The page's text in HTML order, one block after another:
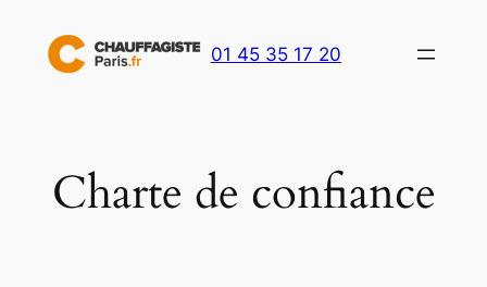
contenu
01 45 35 17 20
Charte de confiance